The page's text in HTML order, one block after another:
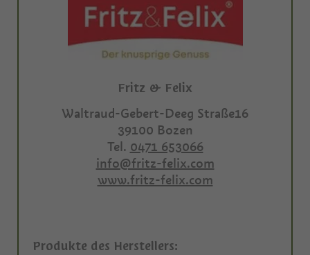
Fritz & Felix
Waltraud-Gebert-Deeg Straße16
39100 Bozen
Tel. 0471 653066
info@fritz-felix.com
www.fritz-felix.com
Produkte des Herstellers: